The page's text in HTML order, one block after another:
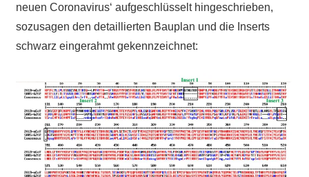
neuen Coronavirus‘ aufgeschlüsselt hingeschrieben,
sozusagen den detaillierten Bauplan und die Inserts
schwarz eingerahmt gekennzeichnet: